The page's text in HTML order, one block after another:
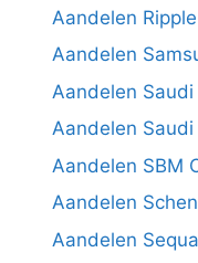
Aandelen
Aandelen
Aandelen
Aandelen
Aandelen SBM
Aandelen
Aandelen